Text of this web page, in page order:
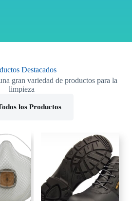
Destacados
gran variedad de productos para la
limpieza
los Productos